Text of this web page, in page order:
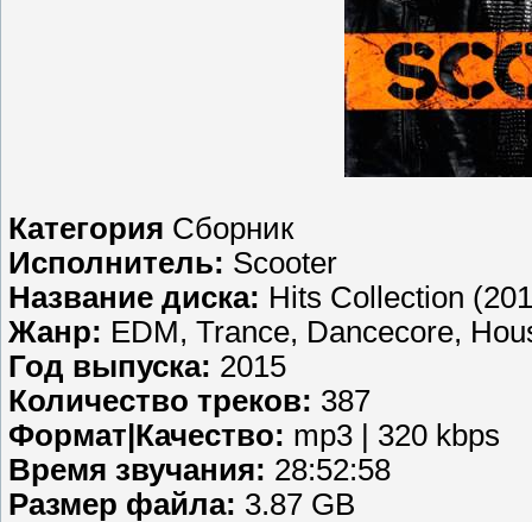
Категория Сборник
Исполнитель: Scooter
Название диска: Hits Collection
Жанр: EDM, Trance, Dancecore,
Год выпуска: 2015
Количество треков: 387
Формат|Качество: mp3 | 320 kbps
Время звучания: 28:52:58
Размер файла: 3.87 GB